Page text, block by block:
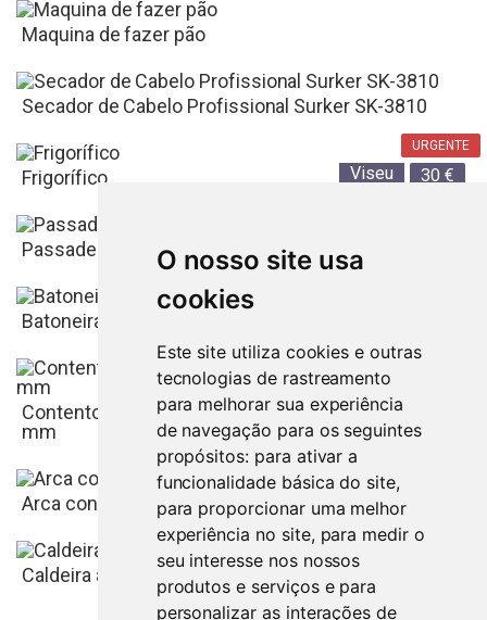
O nosso site usa
cookies
Este site utiliza cookies e outras
tecnologias de rastreamento
para melhorar sua experiência
de navegação para os seguintes
propósitos: para ativar a
funcionalidade básica do site,
para proporcionar uma melhor
experiência no site, para medir o
seu interesse nos nossos
produtos e serviços e para
personalizar as interações de
Maquina de fazer pão
Viseu 30 €
Secador de Cabelo Profissional Surker SK-3810
Frigorífico
URGENTE
Passadeira
Porto
Batoneira
Leiria
Contentores maritimos 20’HC usados 6058 x 2438
mm
Castelo Branco 1.000
Arca congeladora vertical
Caldeira aquecimento central